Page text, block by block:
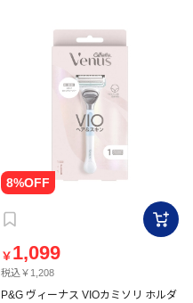
￥ 1,099
税込￥1,208
P&G ヴィーナス VIOカミソリ ホルダ